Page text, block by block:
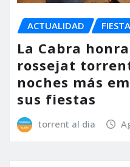
ACTUALIDAD
La Cabra
rossejat
noches más
sus fiestas
torrent al dia